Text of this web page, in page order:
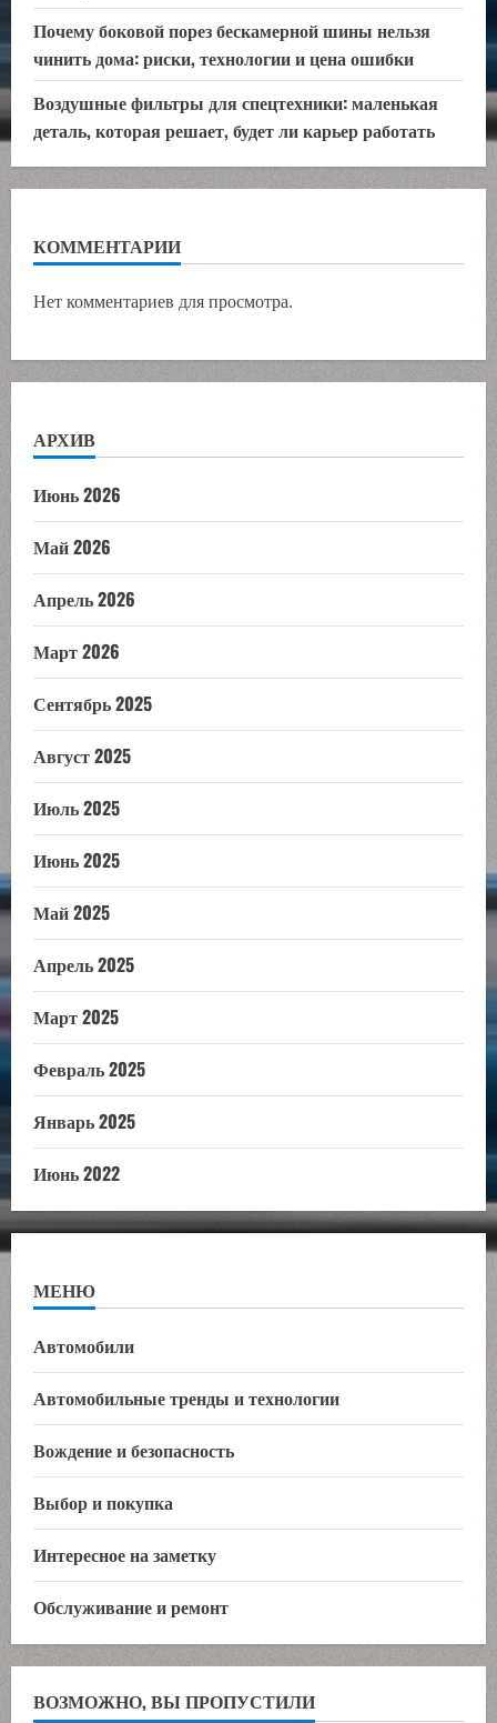
Почему боковой порез бескамерной шины нельзя
чинить дома: риски, технологии и цена ошибки
Воздушные фильтры для спецтехники: маленькая
деталь, которая решает, будет ли карьер работать
КОММЕНТАРИИ
Нет комментариев для просмотра.
АРХИВ
Июнь 2026
Май 2026
Апрель 2026
Март 2026
Сентябрь 2025
Август 2025
Июль 2025
Июнь 2025
Май 2025
Апрель 2025
Март 2025
Февраль 2025
Январь 2025
Июнь 2022
МЕНЮ
Автомобили
Автомобильные тренды и технологии
Вождение и безопасность
Выбор и покупка
Интересное на заметку
Обслуживание и ремонт
ВОЗМОЖНО, ВЫ ПРОПУСТИЛИ